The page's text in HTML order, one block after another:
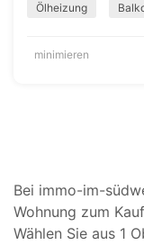
Ölheizung
minimieren
Bei immo-im-
Wohnung zum
Wählen Sie aus 1